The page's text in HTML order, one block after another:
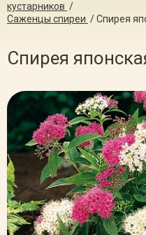
кустарников /
Саженцы спиреи /Спирея
Спирея